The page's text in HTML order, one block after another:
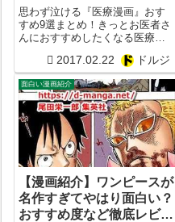
ク】
思わず泣ける『医療漫画』おす
すめ9選まとめ！きっとお医者さ
んにおすすめしたくなる医療漫
ントも徹底解説！絶対に死ぬほ
ど面白い医療漫画購入時の参考
にしてください！
2017.02.22 ドルジ
面白い漫画紹介
【漫画紹介】ワンピースが
名作すぎてやはり面白い？
おすすめ度など徹底レビュ